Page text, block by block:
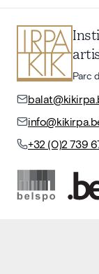
Parc
+32 (0)2 739